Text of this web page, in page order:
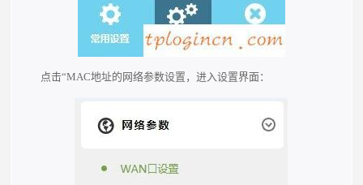
点击“MAC地址的网络参数设置，进入设置界面：